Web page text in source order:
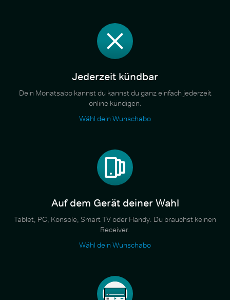
Jederzeit kündbar
Dein Monatsabo kannst du kannst du ganz einfach jederzeit
online kündigen.
Wähl dein Wunschabo
Auf dem Gerät deiner Wahl
Tablet, PC, Konsole, Smart TV oder Handy. Du brauchst keinen
Receiver.
Wähl dein Wunschabo